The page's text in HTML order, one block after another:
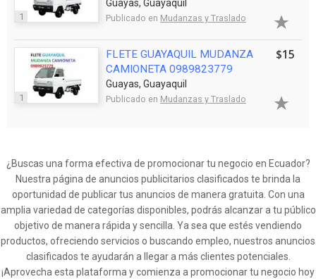
1
Guayas, Guayaquil
Publicado en Mudanzas y Traslado
1
FLETE GUAYAQUIL MUDANZA
CAMIONETA 0989823779
Guayas, Guayaquil
Publicado en Mudanzas y Traslado
$15
¿Buscas una forma efectiva de promocionar tu negocio en Ecuador?
Nuestra página de anuncios publicitarios clasificados te brinda la
oportunidad de publicar tus anuncios de manera gratuita. Con una
amplia variedad de categorías disponibles, podrás alcanzar a tu público
objetivo de manera rápida y sencilla. Ya sea que estés vendiendo
productos, ofreciendo servicios o buscando empleo, nuestros anuncios
clasificados te ayudarán a llegar a más clientes potenciales.
¡Aprovecha esta plataforma y comienza a promocionar tu negocio hoy